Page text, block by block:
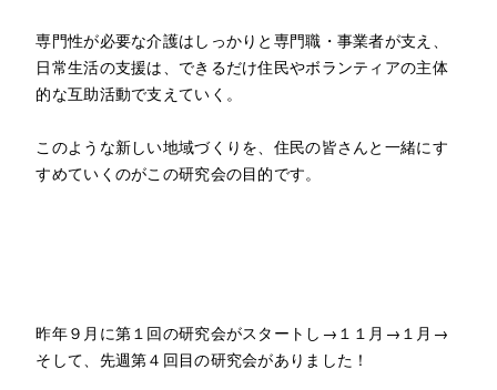
専門性が必要な介護はしっかりと専門職・事業者が支え、
日常生活の支援は、できるだけ住民やボランティアの主体
的な互助活動で支えていく。
このような新しい地域づくりを、住民の皆さんと一緒にす
すめていくのがこの研究会の目的です。
昨年９月に第１回の研究会がスタートし→１１月→１月→
そして、先週第４回目の研究会がありました！